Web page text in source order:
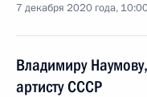
7 декабря 2020 года,
Владимиру
артисту СССР